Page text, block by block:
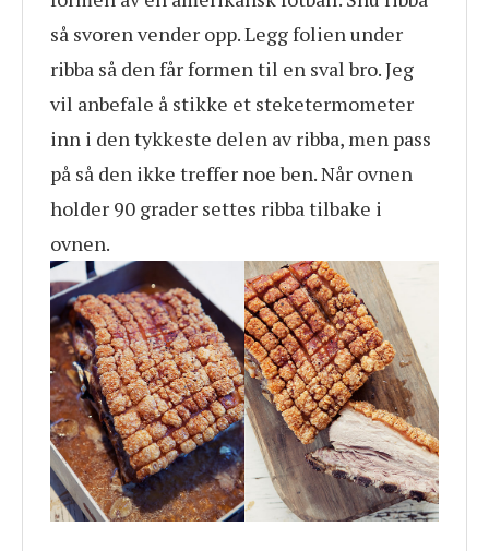
så svoren vender opp. Legg folien under
ribba så den får formen til en sval bro. Jeg
vil anbefale å stikke et steketermometer
inn i den tykkeste delen av ribba, men pass
på så den ikke treffer noe ben. Når ovnen
holder 90 grader settes ribba tilbake i
ovnen.